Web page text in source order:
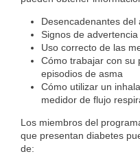
Desencadenantes del
Signos de
Uso correcto de las
Cómo trabajar con su
episodios de asma
Cómo utilizar un
medidor de flujo
Los miembros del
que presentan diabetes
de: